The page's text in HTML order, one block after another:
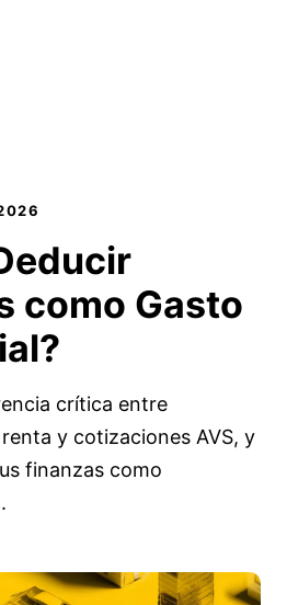
como Gasto
crítica entre
y cotizaciones AVS, y
finanzas como